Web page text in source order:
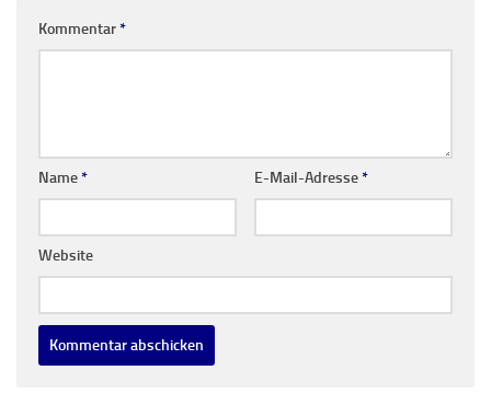
Kommentar*
Name* E-Mail-Adresse*
Website